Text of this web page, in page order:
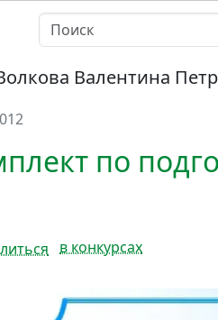
Валентина
по
в конкурсах